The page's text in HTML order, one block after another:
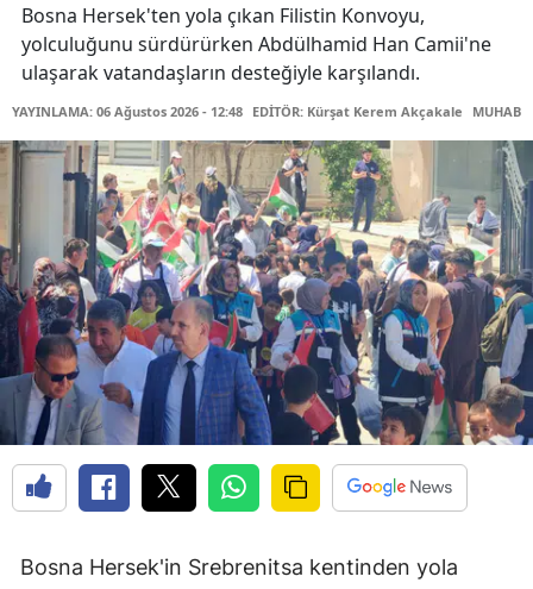
Bosna Hersek'ten yola çıkan Filistin Konvoyu,
yolculuğunu sürdürürken Abdülhamid Han Camii'ne
ulaşarak vatandaşların desteğiyle karşılandı.
YAYINLAMA: 06 Ağustos 2026 - 12:48 EDİTÖR: Kürşat Kerem Akçakale
Bosna Hersek'in Srebrenitsa kentinden yola